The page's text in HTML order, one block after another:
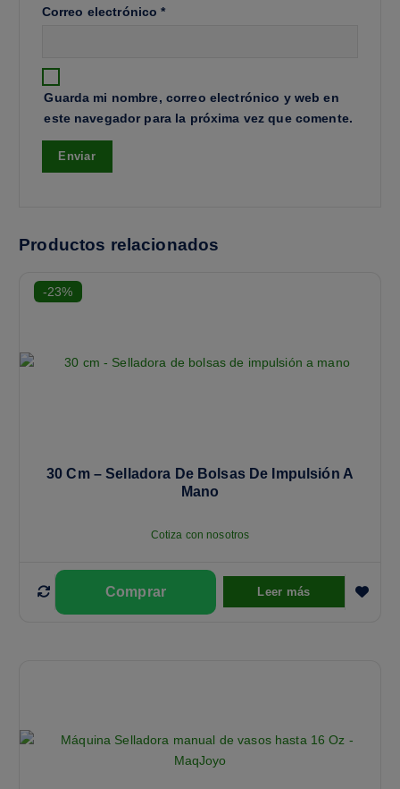
Correo electrónico*
Guarda mi nombre, correo electrónico y web en
este navegador para la próxima vez que comente.
Productos relacionados
-23%
30 Cm – Selladora De Bolsas De Impulsión A
Mano
Cotiza con nosotros
Leer más